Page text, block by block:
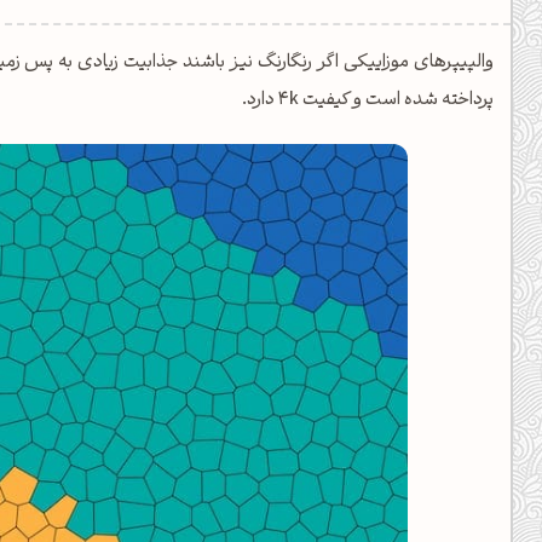
کدهای رنگ
رنگ مکمل
تمام ابزارها
والپیپرهای موزاییکی اگر رنگارنگ نیز باشند جذابیت زیادی به پس
پرداخته شده است و کیفیت 4k دارد.